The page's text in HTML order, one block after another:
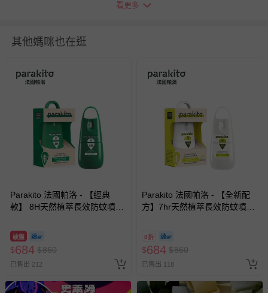
如需退換貨，請於收到商品7天（含例假日內提出），如為
退貨，您可至『查詢訂單』>『已出貨』中查詢該筆訂單，
並點選『我要退貨』即可進行申請。若有相關退貨問題，請
與服務，謝謝。
針對滿件折/滿額贈…等活動，如因部份退貨，而該訂單保
留商品未達活動門檻，將以原價計算，活動贈品亦需一併退
部分商品依據消費者保護法的規定，不適用七天鑑賞期/猶
易於腐敗、保存期限較短或解約時即將逾期（例如生鮮
商品、食品等）。
報紙、期刊或雜誌（惟書籍如經拆封、使用，則酌收整
新費用）。
經消費者拆封之影音商品或電腦軟體（例如 DVD、CD
等）。
看更多
其他媽咪也在逛
Parakito 法國帕洛 - 【經典
款】 8H天然植萃長效防蚊噴霧
破盤
$684 $860
已售出 212
Parakito 法國帕洛 - 【全新配
方】7hr天然植萃長效防蚊噴霧
8折
$684 $860
已售出 118